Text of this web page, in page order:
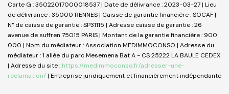
Carte G : 35022017000018537 | Date de délivrance : 2023-03-27 | Lieu
de délivrance : 35000 RENNES | Caisse de garantie financière : SOCAF |
N° de caisse de garantie : SP31115 | Adresse caisse de garantie : 26
avenue de suffren 75015 PARIS | Montant de la garantie financière : 900
000 | Nom du médiateur : Association MEDIMMOCONSO | Adresse du
médiateur : 1 allée du parc Mesemena Bat A - CS 25222 LA BAULE CEDEX
| Adresse du site : https://medimmoconso.fr/adresser-une-
reclamation/| Entreprise juridiquement et financièrement indépendante